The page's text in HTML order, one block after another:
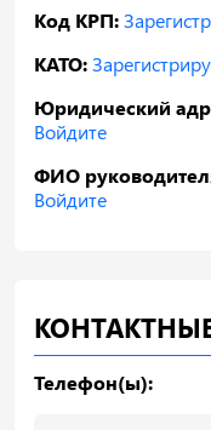
Код КРП:
КАТО:
Юридический
Войдите
ФИО
Войдите
Телефон(ы):